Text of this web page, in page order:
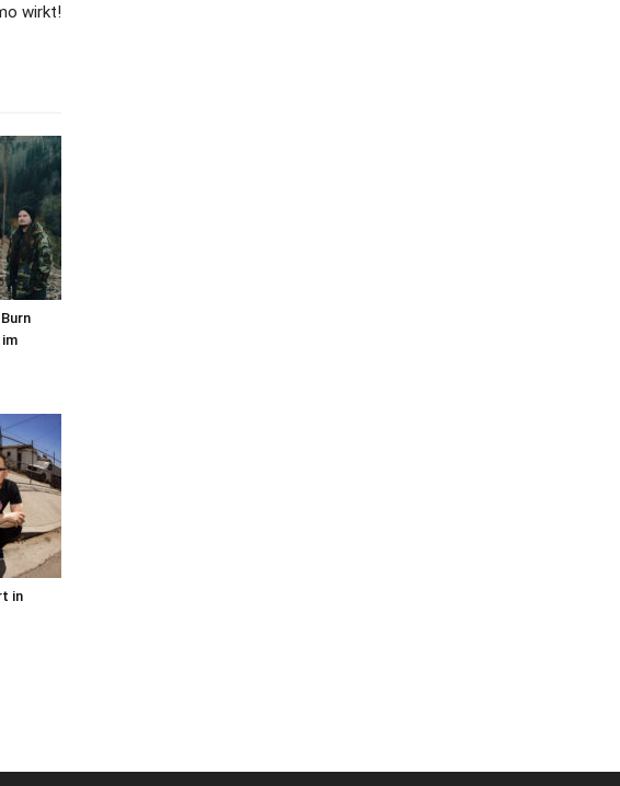
wirkt!
in